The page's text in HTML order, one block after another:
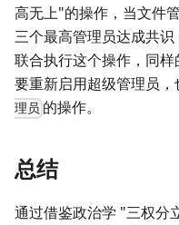
高无上"的操作，当文件
三个最高管理员达成共识
联合执行这个操作，同
要重新启用超级管理员
理员 的操作。
总结
通过借鉴政治学 "三权分